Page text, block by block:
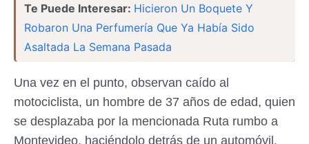
Te Puede Interesar: Hicieron Un Boquete Y
Robaron Una Perfumería Que Ya Había Sido
Asaltada La Semana Pasada
Una vez en el punto, observan caído al
motociclista, un hombre de 37 años de edad, quien
se desplazaba por la mencionada Ruta rumbo a
Montevideo, haciéndolo detrás de un automóvil,